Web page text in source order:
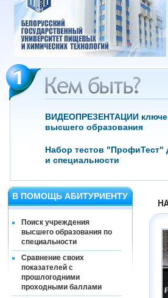
ВИДЕОПРЕЗЕНТАЦИИ
высшего образования
Набор тестов
и специальности
В ПОМОЩЬ АБИТУРИЕНТУ
Поиск учреждения
высшего образования по
специальности
Сравнение своих
показателей с
прошлогодними
проходными баллами